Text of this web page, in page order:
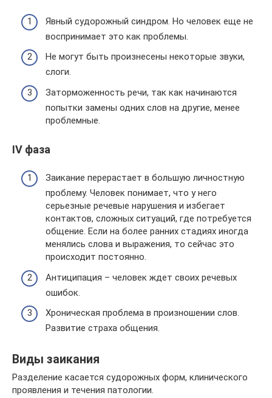
Явный судорожный синдром. Но человек еще не
воспринимает это как проблемы.
Не могут быть произнесены некоторые звуки,
слоги.
Заторможенность речи, так как начинаются
попытки замены одних слов на другие, менее
проблемные.
IV фаза
Заикание перерастает в большую личностную
проблему. Человек понимает, что у него
серьезные речевые нарушения и избегает
контактов, сложных ситуаций, где потребуется
общение. Если на более ранних стадиях иногда
менялись слова и выражения, то сейчас это
происходит постоянно.
Антиципация – человек ждет своих речевых
ошибок.
Хроническая проблема в произношении слов.
Развитие страха общения.
Виды заикания
Разделение касается судорожных форм, клинического
проявления и течения патологии.